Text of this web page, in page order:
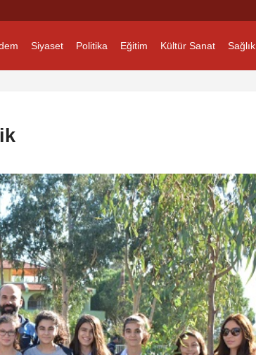
Siyaset Politika Eğitim Kültür Sanat Sağlık